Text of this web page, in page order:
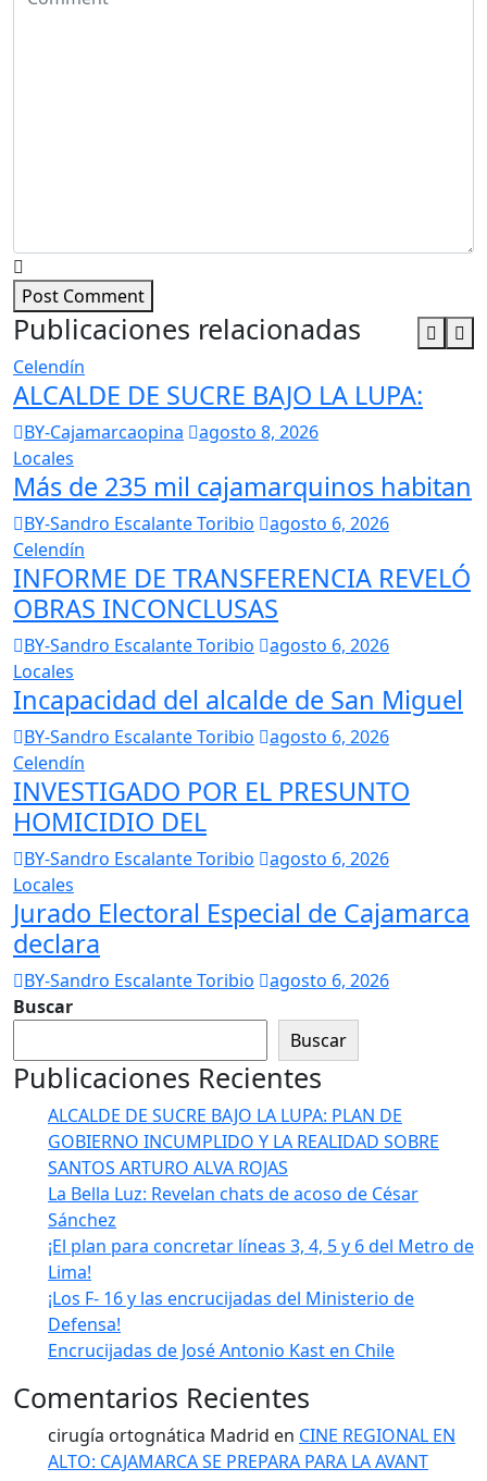
Post Comment
Publicaciones relacionadas
Celendín
ALCALDE DE SUCRE BAJO LA LUPA:
BY-Cajamarcaopina
agosto 8, 2026
Locales
Más de 235 mil cajamarquinos habitan
BY-Sandro Escalante Toribio
agosto 6, 2026
Celendín
INFORME DE TRANSFERENCIA REVELÓ
OBRAS INCONCLUSAS
BY-Sandro Escalante Toribio
agosto 6, 2026
Locales
Incapacidad del alcalde de San Miguel
BY-Sandro Escalante Toribio
agosto 6, 2026
Celendín
INVESTIGADO POR EL PRESUNTO
HOMICIDIO DEL
BY-Sandro Escalante Toribio
agosto 6, 2026
Locales
Jurado Electoral Especial de Cajamarca
declara
BY-Sandro Escalante Toribio
agosto 6, 2026
Buscar
Buscar
Publicaciones Recientes
ALCALDE DE SUCRE BAJO LA LUPA: PLAN DE
GOBIERNO INCUMPLIDO Y LA REALIDAD SOBRE
SANTOS ARTURO ALVA ROJAS
La Bella Luz: Revelan chats de acoso de César
Sánchez
¡El plan para concretar líneas 3, 4, 5 y 6 del Metro de
Lima!
¡Los F- 16 y las encrucijadas del Ministerio de
Defensa!
Encrucijadas de José Antonio Kast en Chile
Comentarios Recientes
cirugía ortognática Madrid en CINE REGIONAL EN
ALTO: CAJAMARCA SE PREPARA PARA LA AVANT